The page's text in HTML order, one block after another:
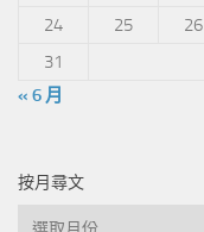
24
25 26
31
« 6 月
按月尋文
按